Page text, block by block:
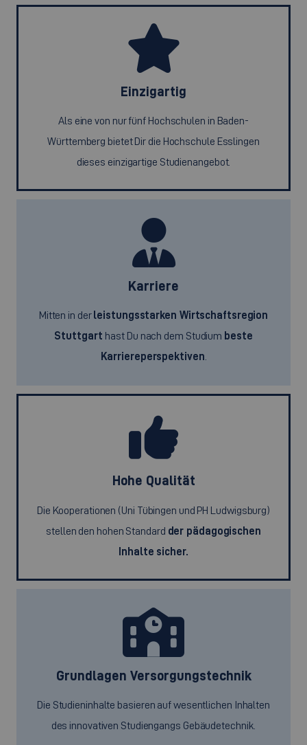
Einzigartig
Als eine von nur fünf Hochschulen in Baden-
Württemberg bietet Dir die Hochschule Esslingen
dieses einzigartige Studienangebot.
Karriere
Mitten in derleistungsstarken Wirtschaftsregion
Stuttgart hast Du nach dem Studium beste
Karriereperspektiven.
Hohe Qualität
Die Kooperationen (Uni Tübingen und PH Ludwigsburg)
stellen den hohen Standard der pädagogischen
Inhalte sicher.
Grundlagen Versorgungstechnik
Die Studieninhalte basieren auf wesentlichen Inhalten
des innovativen Studiengangs Gebäudetechnik.